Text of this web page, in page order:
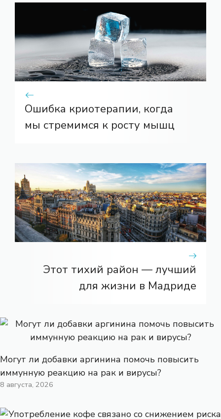
Ошибка криотерапии, когда
мы стремимся к росту мышц
Этот тихий район — лучший
для жизни в Мадриде
Могут ли добавки аргинина помочь повысить
иммунную реакцию на рак и вирусы?
8 августа, 2026